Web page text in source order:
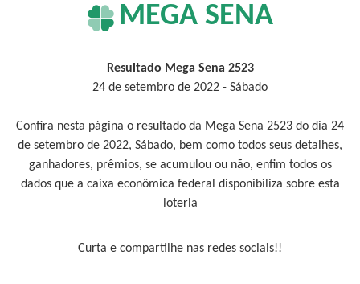
MEGA SENA
Resultado Mega Sena 2523
24 de setembro de 2022 - Sábado
Confira nesta página o resultado da Mega Sena 2523 do dia 24
de setembro de 2022, Sábado, bem como todos seus detalhes,
ganhadores, prêmios, se acumulou ou não, enfim todos os
dados que a caixa econômica federal disponibiliza sobre esta
loteria
Curta e compartilhe nas redes sociais!!